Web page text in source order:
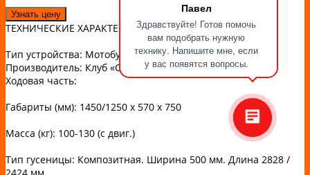
Павел
Здравствуйте! Готов помочь
вам подобрать нужную
технику. Напишите мне, если
у вас появятся вопросы.
Узнать цену
ТЕХНИЧЕСКИЕ ХАРАКТЕРИСТИКИ:
Тип устройства: Мотобуксировщик переднеприводный
Производитель: Клуб «Снежный регион» г.Киров
Ходовая часть:
Габариты (мм): 1450/1250 х 570 х 750
Масса (кг): 100-130 (с двиг.)
Тип гусеницы: Композитная. Ширина 500 мм. Длина 2828 /
2424 мм.